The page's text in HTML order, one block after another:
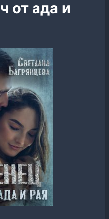
от ада и